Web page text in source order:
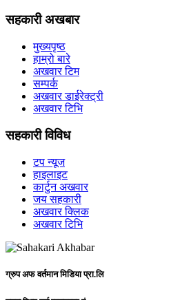
सहकारी अखबार
मुख्यपृष्ठ
हाम्रो बारे
अखवार टिम
सम्पर्क
अखवार डाईरेक्ट्री
अखवार टिभि
सहकारी विविध
टप न्यूज
हाइलाइट
कार्टुन अखवार
जय सहकारी
अखवार क्लिक
अखवार टिभि
ग्रुप अफ वर्तमान मिडिया प्रा.लि